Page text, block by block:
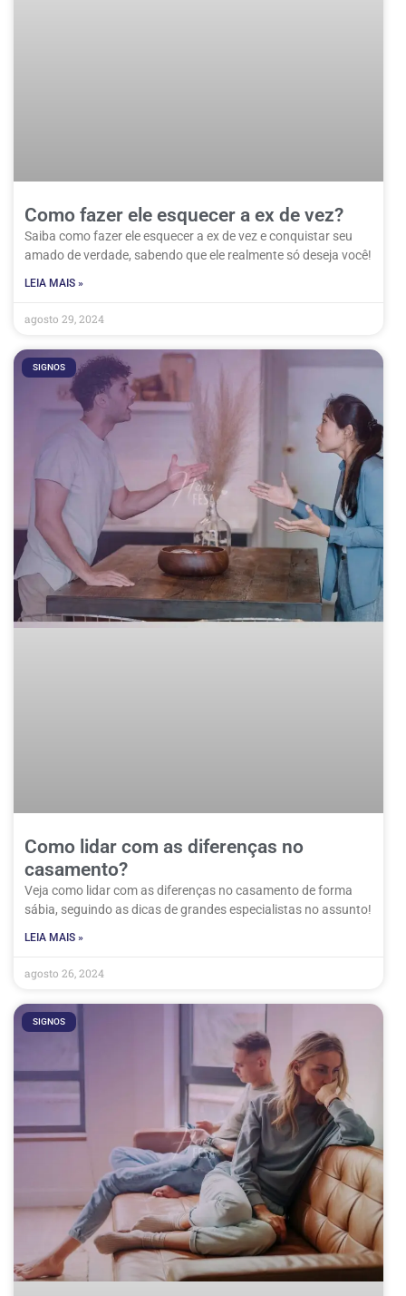
Como fazer ele esquecer a ex de vez?
Saiba como fazer ele esquecer a ex de vez e conquistar seu
amado de verdade, sabendo que ele realmente só deseja você!
LEIA MAIS »
agosto 29, 2024
SIGNOS
Como lidar com as diferenças no
casamento?
Veja como lidar com as diferenças no casamento de forma
sábia, seguindo as dicas de grandes especialistas no assunto!
LEIA MAIS »
agosto 26, 2024
SIGNOS